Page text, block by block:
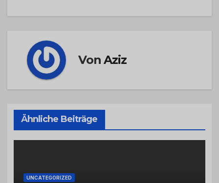
VonAziz
Ähnliche Beiträge
UNCATEGORIZED